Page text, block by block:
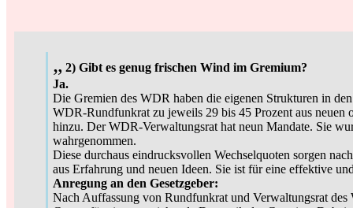
„ 2) Gibt es genug frischen Wind im Gremium?
Ja.
Die Gremien des WDR haben die eigenen Strukturen in
WDR-Rundfunkrat zu jeweils 29 bis 45 Prozent aus
hinzu. Der WDR-Verwaltungsrat hat neun Mandate. Sie
wahrgenommen.
Diese durchaus eindrucksvollen Wechselquoten sorgen
aus Erfahrung und neuen Ideen. Sie ist für eine effektive
Anregung an den Gesetzgeber:
Nach Auffassung von Rundfunkrat und Verwaltungsrat